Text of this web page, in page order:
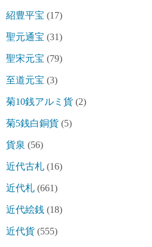
紹豊平宝 (17)
聖元通宝 (31)
聖宋元宝 (79)
至道元宝 (3)
菊10銭アルミ貨 (2)
菊5銭白銅貨 (5)
貨泉 (56)
近代古札 (16)
近代札 (661)
近代絵銭 (18)
近代貨 (555)